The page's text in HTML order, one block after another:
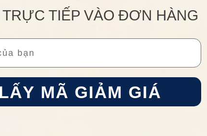
Nhập
hồ
thời trang Anne Klein, các sản phẩm đồng hồ Anne Klein
kỳ. Qua nhiều năm không ngừng cải tiến và sự hợp tác
Anne Klein đã có mặt tại hơn 40 quốc gia với sự hợp tác
28mm Màu Xanh Navy
12mm, tạo cảm giác thoải mái cho người đeo. Đồng hồ
TRỰC TIẾP VÀO ĐƠN HÀNG
LẤY MÃ GIẢM GIÁ